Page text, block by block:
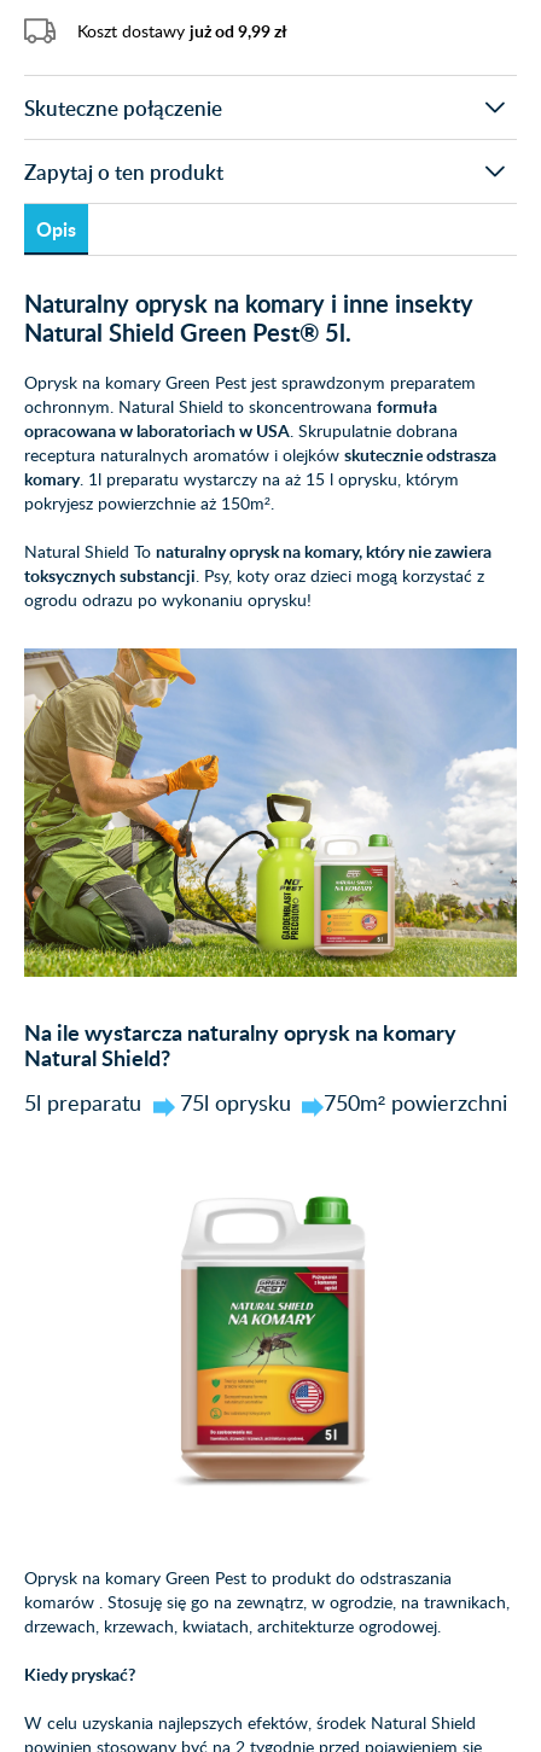
Koszt dostawy już od 9,99 zł
Skuteczne połączenie
Zapytaj o ten produkt
Opis
Naturalny oprysk na komary i inne insekty
Natural Shield Green Pest® 5l.
Oprysk na komary Green Pest jest sprawdzonym preparatem
ochronnym. Natural Shield to skoncentrowana formuła
opracowana w laboratoriach w USA. Skrupulatnie dobrana
receptura naturalnych aromatów i olejków skutecznie odstrasza
komary. 1l preparatu wystarczy na aż 15 l oprysku, którym
pokryjesz powierzchnie aż 150m².
Natural Shield To naturalny oprysk na komary, którynie zawiera
toksycznych substancji. Psy, koty oraz dzieci mogą korzystać z
ogrodu odrazu po wykonaniu oprysku!
Na ile wystarcza naturalny oprysk na komary
Natural Shield?
5l preparatu 75l oprysku 750m² powierzchni
Oprysk na komary Green Pest to produkt do odstraszania
komarów . Stosuję się go na zewnątrz, w ogrodzie, na trawnikach,
drzewach, krzewach, kwiatach, architekturze ogrodowej.
Kiedy pryskać?
W celu uzyskania najlepszych efektów, środek Natural Shield
powinien stosowany być na 2 tygodnie przed pojawieniem się